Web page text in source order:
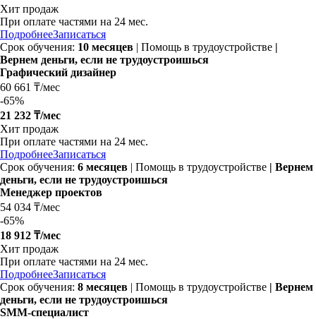
Хит продаж
При оплате частями на 24 мес.
ПодробнееЗаписаться
Срок обучения: 10 месяцев | Помощь в трудоустройстве |
Вернем деньги, если не трудоустроишься
Графический дизайнер
60 661 ₸/мес
-65%
21 232 ₸/мес
Хит продаж
При оплате частями на 24 мес.
ПодробнееЗаписаться
Срок обучения: 6 месяцев | Помощь в трудоустройстве | Вернем
деньги, если не трудоустроишься
Менеджер проектов
54 034 ₸/мес
-65%
18 912 ₸/мес
Хит продаж
При оплате частями на 24 мес.
ПодробнееЗаписаться
Срок обучения: 8 месяцев | Помощь в трудоустройстве | Вернем
деньги, если не трудоустроишься
SMM-специалист